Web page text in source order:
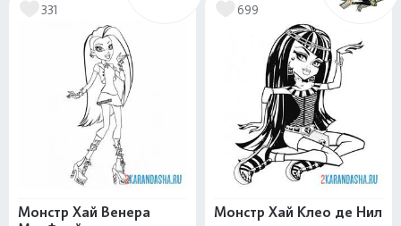
331
Монстр Хай Венера
699
Монстр Хай Клео де Нил